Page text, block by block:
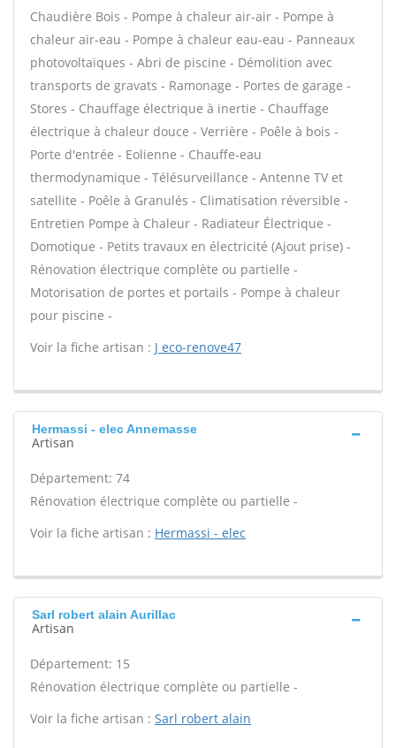
Chaudière Bois - Pompe à chaleur air-air - Pompe à
chaleur air-eau - Pompe à chaleur eau-eau - Panneaux
photovoltaïques - Abri de piscine - Démolition avec
transports de gravats - Ramonage - Portes de garage -
Stores - Chauffage électrique à inertie - Chauffage
électrique à chaleur douce - Verrière - Poêle à bois -
Porte d'entrée - Eolienne - Chauffe-eau
thermodynamique - Télésurveillance - Antenne TV et
satellite - Poêle à Granulés - Climatisation réversible -
Entretien Pompe à Chaleur - Radiateur Électrique -
Domotique - Petits travaux en électricité (Ajout prise) -
Rénovation électrique complète ou partielle -
Motorisation de portes et portails - Pompe à chaleur
pour piscine -
Voir la fiche artisan : J eco-renove47
Hermassi - elec Annemasse
Artisan
Département: 74
Rénovation électrique complète ou partielle -
Voir la fiche artisan : Hermassi - elec
Sarl robert alain Aurillac
Artisan
Département: 15
Rénovation électrique complète ou partielle -
Voir la fiche artisan : Sarl robert alain